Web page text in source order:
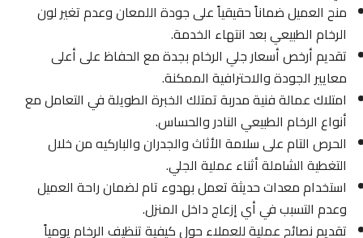
منح العميل ضماناً حقيقياً على جودة اللمعان وعدم تغير لون
الرخام الطبيعي بعد انتهاء الخدمة.
تقديم أرخص أسعار جلي الرخام بجدة مع الحفاظ على أعلى
معايير الجودة والاحترافية الممكنة.
امتلاك عمالة فنية مدربة تمتلك الخبرة الطويلة في التعامل مع
أنواع الرخام الطبيعي النادر والحساس.
الحرص التام على سلامة الأثاث والجدران والباركيه من خلال
التغطية الشاملة أثناء عملية الجلي.
استخدام معدات حديثة تعمل بهدوء تام لضمان راحة العميل
وعدم التسبب في أي إزعاج داخل المنزل.
تقديم نصائح عملية للعملاء حول كيفية تنظيف الرخام يومياً